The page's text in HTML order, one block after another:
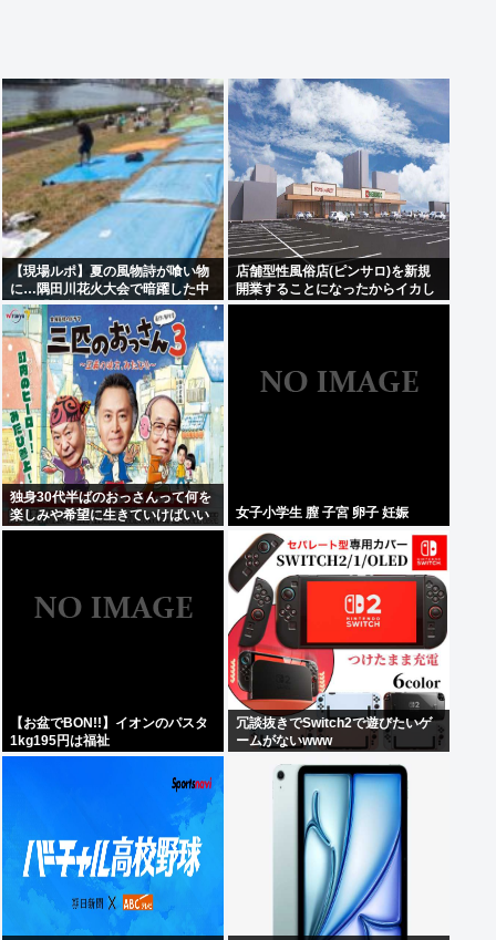
【現場ルポ】夏の風物詩が喰い物
に…隅田川花火大会で暗躍した中
国人「場所取り転売ヤー」の高笑
い
店舗型性風俗店(ピンサロ)を新規
開業することになったからイカし
た店名考えてくれ
独身30代半ばのおっさんって何を
楽しみや希望に生きていけばいい
んだ？
女子小学生 膣 子宮 卵子 妊娠
【お盆でBON!!】イオンのパスタ
1kg195円は福祉
冗談抜きでSwitch2で遊びたいゲ
ームがないwww